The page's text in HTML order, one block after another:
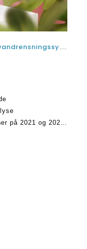
Top 6 bedste elektrolyserede vandrensningssystemer og elektrolyse desinfektionsvandgeneratormaskiner på 2021 og 2022
på 2021 og 2022
og folk blev